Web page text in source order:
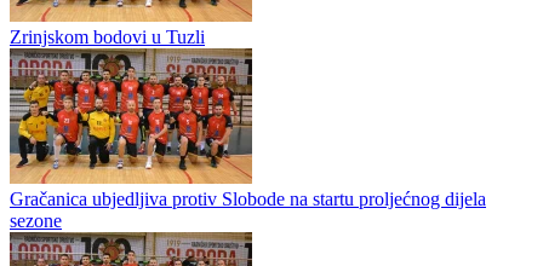
Demonstracija sile u Boriku
FOTO: www.borac-sport.com Rukometaši Borca upisali su bez
većih problema trijumf nad Slobodom u okviru 23. kola Premijer
lige BiH, i približili se ovjeri drugog...